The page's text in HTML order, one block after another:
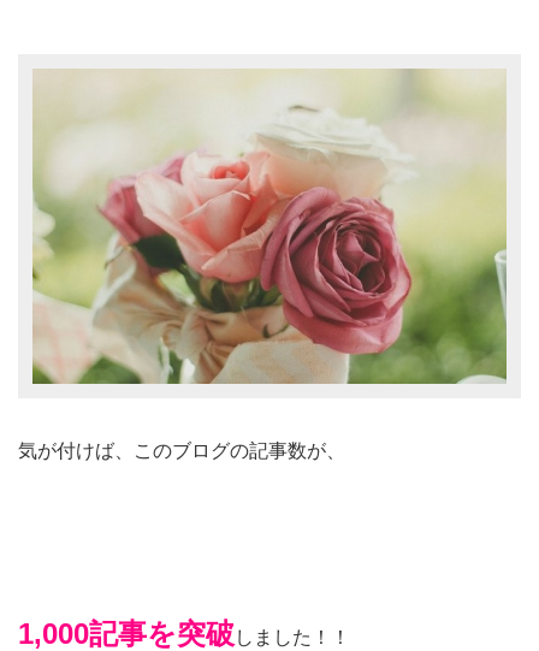
気が付けば、このブログの記事数が、
1,000記事を突破しました！！